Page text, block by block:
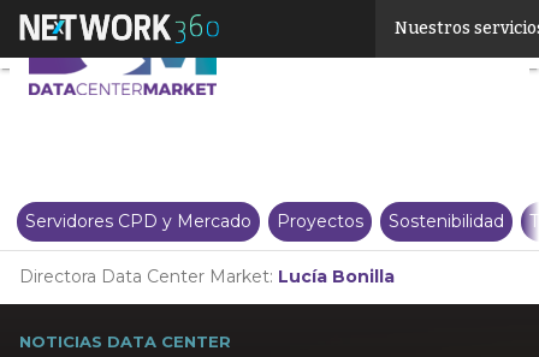
Nuestros
Servidores CPD y Mercado Proyectos Sostenibilidad
Directora Data Center Market: Lucía Bonilla
NOTICIAS DATA CENTER